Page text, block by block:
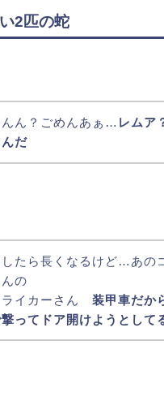
2匹の蛇
んん？ごめんあぁ… レムア
んだ
たら長くなるけど…あの
の
ライカーさん 装甲車だか
ってドア開けようとして